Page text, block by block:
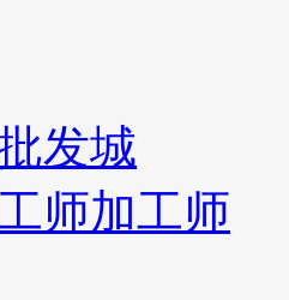
发城
师加工师